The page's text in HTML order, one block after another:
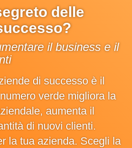
delle
il business e il
di successo è il
verde migliora la
aumenta il
di nuovi clienti.
la tua azienda. Scegli la